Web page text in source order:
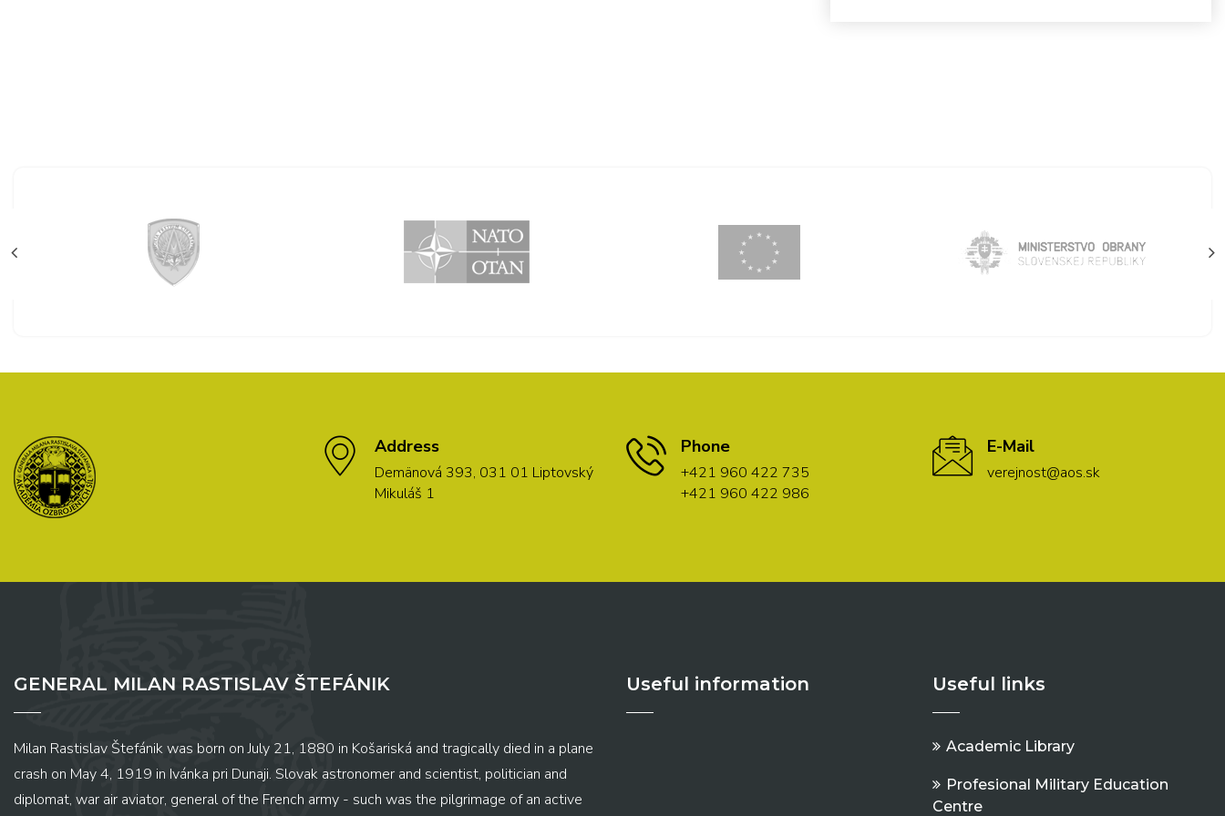
Address
Demänová 393, 031 01 Liptovský
Mikuláš 1
Phone
+421 960 422 735
+421 960 422 986
E-Mail
verejnost@aos.sk
GENERAL MILAN RASTISLAV ŠTEFÁNIK
Milan Rastislav Štefánik was born on July 21, 1880 in Košariská and tragically died in a plane
crash on May 4, 1919 in Ivánka pri Dunaji. Slovak astronomer and scientist, politician and
diplomat, war air aviator, general of the French army - such was the pilgrimage of an active
Useful information Useful links
Academic Library
Profesional Military Education
Centre